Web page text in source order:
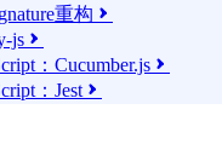
重构 
js 
：Cucumber.js 
：Jest 